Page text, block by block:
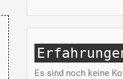
Es sind noch keine